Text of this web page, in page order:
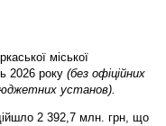
міської
2026 року (без офіційних
установ).
2 392,7 млн. грн, що